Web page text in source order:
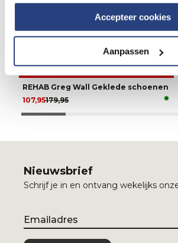
Accepteer cookies
Aanpassen
REHAB Greg Wall Geklede schoenen
179,95
107,95
Nieuwsbrief
Schrijf je in en ontvang wekelijks
Email